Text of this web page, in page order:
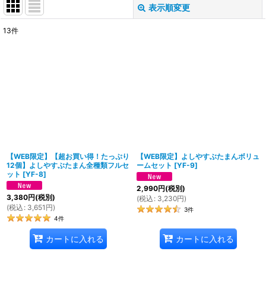
表示順変更
13件
【WEB限定】【超お買い得！たっぷり
12個】よしやすぶたまん全種類フルセ
ット [YF-8]
3,380円(税別)
(税込 : 3,651 円)
4件
カートに入れる
【WEB限定】よしやすぶたまんボリュ
ームセット [YF-9]
2,990円(税別)
(税込 : 3,230円)
3件
カートに入れる